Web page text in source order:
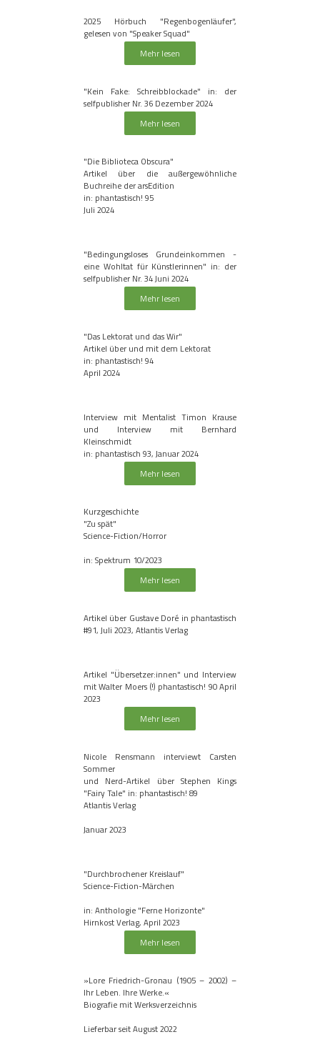
2025 Hörbuch "Regenbogenläufer",
gelesen von "Speaker Squad"
Mehr lesen
"Kein Fake: Schreibblockade" in: der
selfpublisher Nr. 36 Dezember 2024
Mehr lesen
"Die Biblioteca Obscura"
Artikel über die außergewöhnliche
Buchreihe der arsEdition
in: phantastisch! 95
Juli 2024
"Bedingungsloses Grundeinkommen -
eine Wohltat für Künstlerinnen" in: der
selfpublisher Nr. 34 Juni 2024
Mehr lesen
"Das Lektorat und das Wir"
Artikel über und mit dem Lektorat
in: phantastisch! 94
April 2024
Interview mit Mentalist Timon Krause
und Interview mit Bernhard
Kleinschmidt
in: phantastisch 93, Januar 2024
Mehr lesen
Kurzgeschichte
"Zu spät"
Science-Fiction/Horror
in: Spektrum 10/2023
Mehr lesen
Artikel über Gustave Doré in phantastisch
#91, Juli 2023, Atlantis Verlag
Artikel "Übersetzer:innen" und Interview
mit Walter Moers (!) phantastisch! 90 April
2023
Mehr lesen
Nicole Rensmann interviewt Carsten
Sommer
und Nerd-Artikel über Stephen Kings
"Fairy Tale" in: phantastisch! 89
Atlantis Verlag
Januar 2023
"Durchbrochener Kreislauf"
Science-Fiction-Märchen
in: Anthologie "Ferne Horizonte"
Hirnkost Verlag, April 2023
Mehr lesen
»Lore Friedrich-Gronau (1905 – 2002) –
Ihr Leben. Ihre Werke.«
Biografie mit Werksverzeichnis
Lieferbar seit August 2022